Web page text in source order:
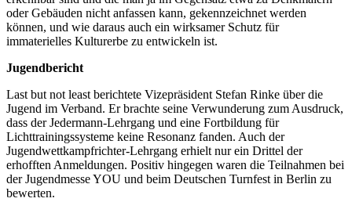
oder Gebäuden nicht anfassen kann, gekennzeichnet werden
können, und wie daraus auch ein wirksamer Schutz für
immaterielles Kulturerbe zu entwickeln ist.
Jugendbericht
Last but not least berichtete Vizepräsident Stefan Rinke über die
Jugend im Verband. Er brachte seine Verwunderung zum Ausdruck,
dass der Jedermann-Lehrgang und eine Fortbildung für
Lichttrainingssysteme keine Resonanz fanden. Auch der
Jugendwettkampfrichter-Lehrgang erhielt nur ein Drittel der
erhofften Anmeldungen. Positiv hingegen waren die Teilnahmen bei
der Jugendmesse YOU und beim Deutschen Turnfest in Berlin zu
bewerten.